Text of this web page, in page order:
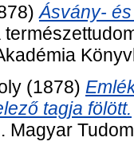
Ásvány-
(1878)
tagja fölött.
Magyar